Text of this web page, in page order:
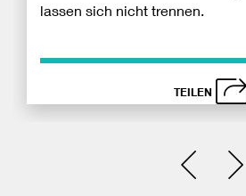
lassen sich nicht trennen.
TEILEN
Einen Slide zurück
Einen Slide vor